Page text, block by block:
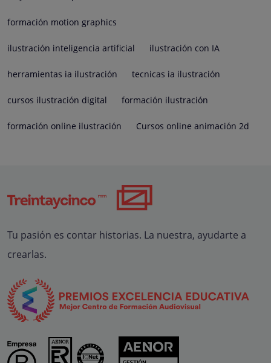
formación motion graphics
ilustración inteligencia artificial ilustración con IA
herramientas ia ilustración tecnicas ia ilustración
cursos ilustración digital formación ilustración
formación online ilustración Cursos online animación 2d
Tu pasión es contar historias. La nuestra, ayudarte a
crearlas.